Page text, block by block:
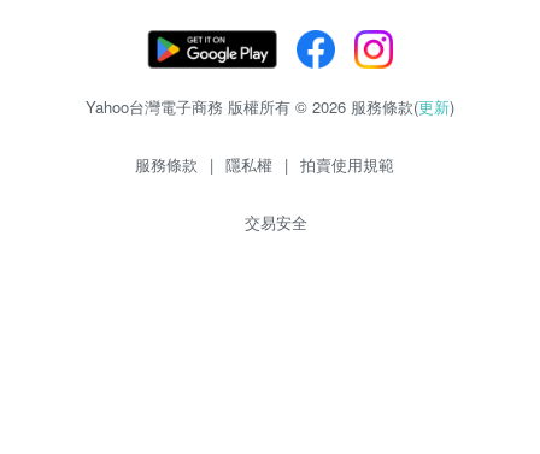
Yahoo台灣電子商務 版權所有 © 2026 服務條款(更新)
服務條款 | 隱私權 | 拍賣使用規範
交易安全